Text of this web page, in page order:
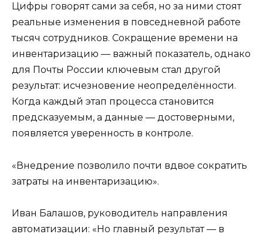
Цифры говорят сами за себя, но за ними стоят
реальные изменения в повседневной работе
тысяч сотрудников. Сокращение времени на
инвентаризацию — важный показатель, однако
для Почты России ключевым стал другой
результат: исчезновение неопределённости.
Когда каждый этап процесса становится
предсказуемым, а данные — достоверными,
появляется уверенность в контроле.
«Внедрение позволило почти вдвое сократить
затраты на инвентаризацию».
Иван Балашов, руководитель направления
автоматизации: «Но главный результат — в